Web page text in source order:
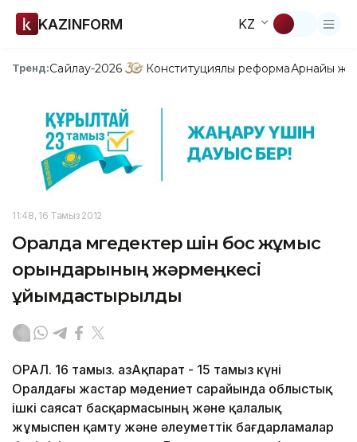
KAZINFORM KZ
Тренд:Сайлау-2026 Конституциялық реформаАрнайы
11:48, 16 Тамыз 2012
Оралда мүгедектер үшін бос жұмыс
орындарының жәрмеңкесі
ұйымдастырылды
ОРАЛ. 16 тамыз. ҚазАқпарат - 15 тамыз күні
Оралдағы жастар мәдениет сарайында облыстық
ішкі саясат басқармасының және қалалық
жұмыспен қамту және әлеуметтік бағдарламалар